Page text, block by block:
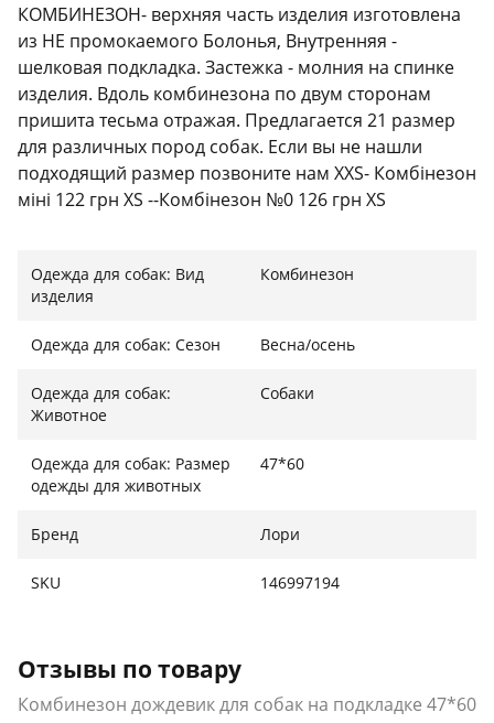
КОМБИНЕЗОН- верхняя часть изделия изготовлена
из НЕ промокаемого Болонья, Внутренняя -
шелковая подкладка. Застежка - молния на спинке
изделия. Вдоль комбинезона по двум сторонам
пришита тесьма отражая. Предлагается 21 размер
для различных пород собак. Если вы не нашли
подходящий размер позвоните нам XXS- Комбінезон
міні 122 грн XS --Комбінезон №0 126 грн XS
176 грн XXL -Комбінезон №4 198 грн 3XL -
Комбінезон №5 223 грн 4XL -Комбінезон №6 245 грн
мала 158 грн 7XL - Комбінезон-такса середня 173 грн
Комбінезон-такса 180 грн Комбінезон такса велика
191 грн Комбінезон мопс 205 грн Комбінезон
Одежда для собак: Вид
изделия
Комбинезон
Одежда для собак: Сезон Весна/осень
Одежда для собак:
Животное
Собаки
Одежда для собак: Размер
одежды для животных
47*60
Бренд Лори
SKU 146997194
Отзывы по товару
Комбинезон дождевик для собак на подкладке 47*60